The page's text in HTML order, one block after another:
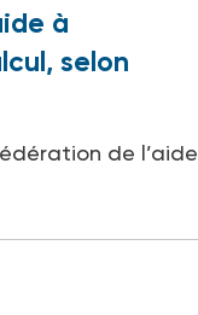
à
selon
de l’aide